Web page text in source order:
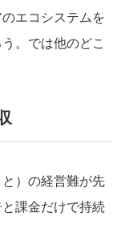
エコシステムを
。では他のどこ
）の経営難が先
課金だけで持続